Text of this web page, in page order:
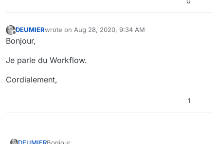
Offline
DEUMIERwrote on Aug 28, 2020, 9:34 AM
last edited by
Bonjour,
Je parle du Workflow.
Cordialement,
1
Bonjour,